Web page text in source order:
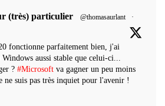
(très) particulier @thomasaurlant
·
fonctionne parfaitement bien, j'ai
aussi stable que celui-ci...
? #Microsoft va gagner un peu moins
ne suis pas très inquiet pour l'avenir !